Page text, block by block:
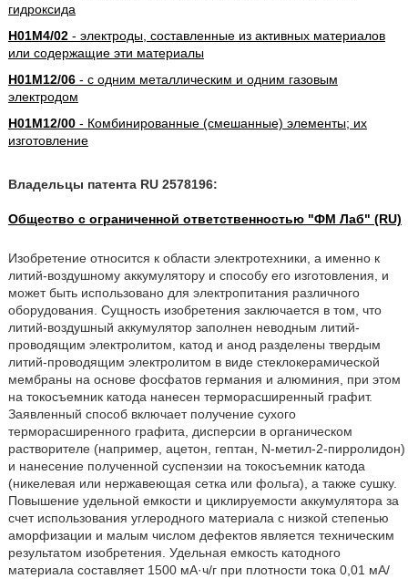
гидроксида
H01M4/02- электроды, составленные из активных материалов
или содержащие эти материалы
H01M12/06- с одним металлическим и одним газовым
электродом
H01M12/00- Комбинированные (смешанные) элементы; их
изготовление
Владельцы патента RU 2578196:
Общество с ограниченной ответственностью "ФМ Лаб" (RU)
Изобретение относится к области электротехники, а именно к
литий-воздушному аккумулятору и способу его изготовления, и
может быть использовано для электропитания различного
оборудования. Сущность изобретения заключается в том, что
литий-воздушный аккумулятор заполнен неводным литий-
проводящим электролитом, катод и анод разделены твердым
литий-проводящим электролитом в виде стеклокерамической
мембраны на основе фосфатов германия и алюминия, при этом
на токосъемник катода нанесен терморасширенный графит.
Заявленный способ включает получение сухого
терморасширенного графита, дисперсии в органическом
растворителе (например, ацетон, гептан, N-метил-2-пирролидон)
и нанесение полученной суспензии на токосъемник катода
(никелевая или нержавеющая сетка или фольга), а также сушку.
Повышение удельной емкости и циклируемости аккумулятора за
счет использования углеродного материала с низкой степенью
аморфизации и малым числом дефектов является техническим
результатом изобретения. Удельная емкость катодного
материала составляет 1500 мА·ч/г при плотности тока 0,01 мА/